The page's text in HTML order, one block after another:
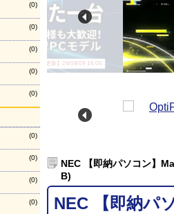
(0)
(0)
(0)
(0)
(0)
(0)
(0)
(0)
(0)
【最終更新】26/08/09 16:00
NEC 【即納パソコン】
B)
NEC 【即納パ